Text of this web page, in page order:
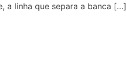
a linha que separa a banca […]